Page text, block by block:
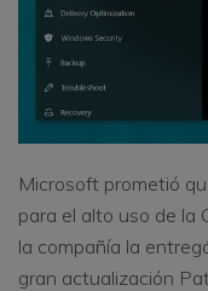
Microsoft prometió
para el alto uso de la
la compañía la
gran actualización